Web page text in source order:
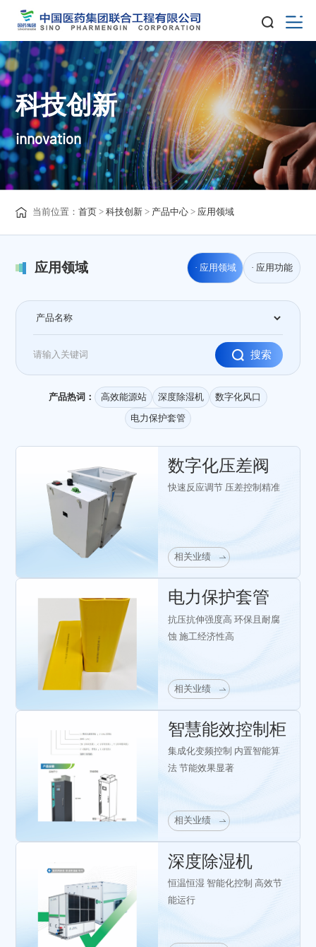
科技创新
innovation
当前位置：首页 >科技创新 > 产品中心 > 应用领域
应用领域 · 应用领域 · 应用功能
产品热词： 高效能源站 深度除湿机
数字化风口
电力保护套管
数字化压差阀
快速反应调节 压差控制精准
相关业绩
电力保护套管
抗压抗伸强度高 环保且耐腐
蚀 施工经济性高
相关业绩
智慧能效控制柜
集成化变频控制 内置智能算
法 节能效果显著
相关业绩
深度除湿机
恒温恒湿 智能化控制 高效节
能运行